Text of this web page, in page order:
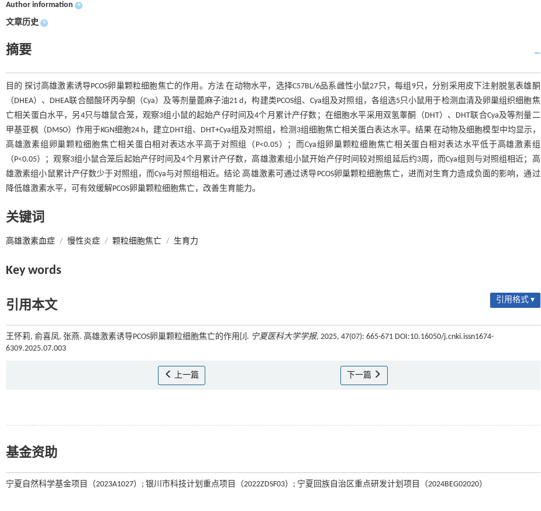
Author information +
文章历史 +
摘要
目的 探讨高雄激素诱导PCOS卵巢颗粒细胞焦亡的作用。方法 在动物水平，选择C57BL/6品系雌性小鼠27只，每组9只，分别采用皮下注射脱氢表雄酮
（DHEA）、DHEA联合醋酸环丙孕酮（Cya）及等剂量蓖麻子油21 d，构建类PCOS组、Cya组及对照组，各组选5只小鼠用于检测血清及卵巢组织细胞焦
亡相关蛋白水平，另4只与雄鼠合笼，观察3组小鼠的起始产仔时间及4个月累计产仔数；在细胞水平采用双氢睾酮（DHT）、DHT联合Cya及等剂量二
甲基亚枫（DMSO）作用于KGN细胞24 h，建立DHT组、DHT+Cya组及对照组，检测3组细胞焦亡相关蛋白表达水平。结果 在动物及细胞模型中均显示，
高雄激素组卵巢颗粒细胞焦亡相关蛋白相对表达水平高于对照组（P<0.05）；而Cya组卵巢颗粒细胞焦亡相关蛋白相对表达水平低于高雄激素组
（P<0.05）；观察3组小鼠合笼后起始产仔时间及4个月累计产仔数，高雄激素组小鼠开始产仔时间较对照组延后约3周，而Cya组则与对照组相近；高
雄激素组小鼠累计产仔数少于对照组，而Cya与对照组相近。结论 高雄激素可通过诱导PCOS卵巢颗粒细胞焦亡，进而对生育力造成负面的影响，通过
降低雄激素水平，可有效缓解PCOS卵巢颗粒细胞焦亡，改善生育能力。
关键词
高雄激素血症 / 慢性炎症 / 颗粒细胞焦亡 / 生育力
Key words
引用本文 引用格式 ▾
王怀莉, 俞喜凤, 张燕. 高雄激素诱导PCOS卵巢颗粒细胞焦亡的作用[J]. 宁夏医科大学学报, 2025, 47(07): 665-671 DOI:10.16050/j.cnki.issn1674-
6309.2025.07.003
上一篇 下一篇
基金资助
宁夏自然科学基金项目（2023A1027）; 银川市科技计划重点项目（2022ZDSF03）; 宁夏回族自治区重点研发计划项目（2024BEG02020）